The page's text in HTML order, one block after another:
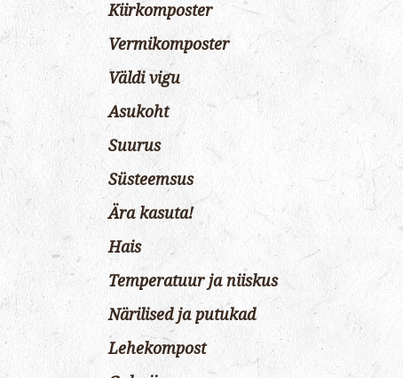
Kiirkomposter
Vermikomposter
Väldi vigu
Asukoht
Suurus
Süsteemsus
Ära kasuta!
Hais
Temperatuur ja niiskus
Närilised ja putukad
Lehekompost